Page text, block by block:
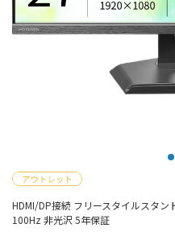
HDMI/DP接続 フリースタイルスタ
100Hz 非光沢 5年保証